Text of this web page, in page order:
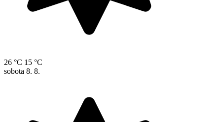
26 °C 15 °C
sobota 8. 8.